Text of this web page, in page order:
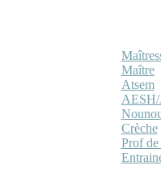
Maître
Atsem
Crèche
Prof de